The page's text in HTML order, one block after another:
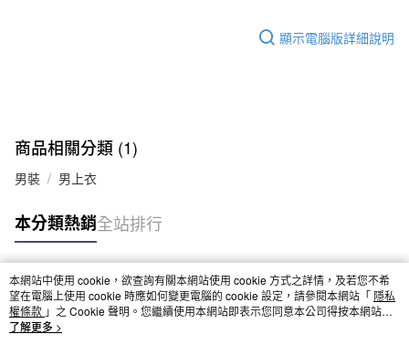
顯示電腦版詳細說明
商品相關分類 (1)
男裝 男上衣
本分類熱銷全站排行
熱門標籤
本網站中使用 cookie，欲查詢有關本網站使用 cookie 方式之詳情，及若您不希
望在電腦上使用 cookie 時應如何變更電腦的 cookie 設定，請參閱本網站「 隱私
權條款 」之 Cookie 聲明。您繼續使用本網站即表示您同意本公司得按本網站使
用條款之 Cookie 聲明使用 cookie。
了解更多 >